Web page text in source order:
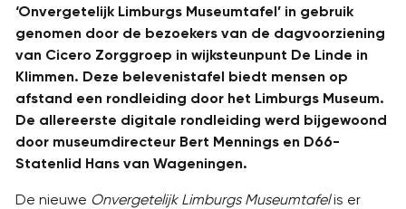
‘Onvergetelijk Limburgs Museumtafel’ in gebruik
genomen door de bezoekers van de dagvoorziening
van Cicero Zorggroep in wijksteunpunt De Linde in
Klimmen. Deze belevenistafel biedt mensen op
afstand een rondleiding door het Limburgs Museum.
De allereerste digitale rondleiding werd bijgewoond
door museumdirecteur Bert Mennings en D66-
Statenlid Hans van Wageningen.
De nieuwe Onvergetelijk Limburgs Museumtafelis er